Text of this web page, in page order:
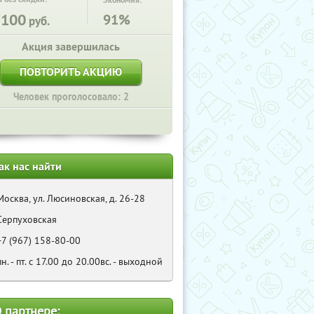
руб. 91%
Акция завершилась
ПОВТОРИТЬ АКЦИЮ
Человек проголосовало: 2
нас найти
ул. Люсиновская, д. 26-28
(967) 158-80-00
- пт. с 17.00 до 20.00вс. - выходной